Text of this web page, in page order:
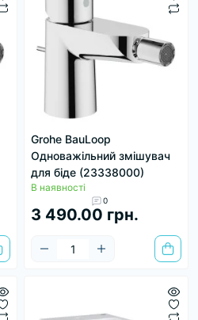
Grohe BauLoop
Одноважільний змішувач
для біде (23338000)
В наявності
0
3 490.00 грн.